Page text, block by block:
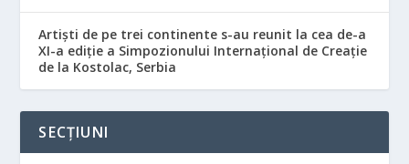
Artiști de pe trei continente s-au reunit la cea de-a
XI-a ediție a Simpozionului Internațional de Creație
de la Kostolac, Serbia
SECȚIUNI